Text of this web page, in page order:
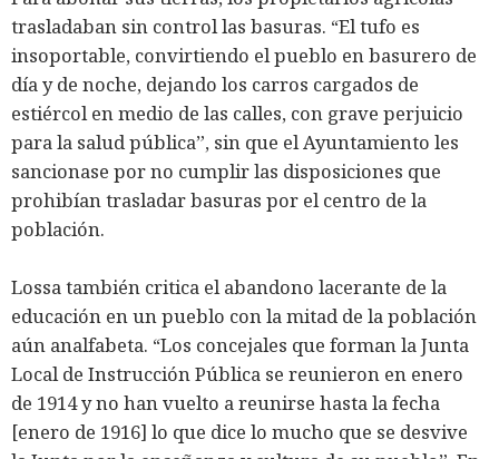
trasladaban sin control las basuras. “El tufo es
insoportable, convirtiendo el pueblo en basurero de
día y de noche, dejando los carros cargados de
estiércol en medio de las calles, con grave perjuicio
para la salud pública”, sin que el Ayuntamiento les
sancionase por no cumplir las disposiciones que
prohibían trasladar basuras por el centro de la
población.
Lossa también critica el abandono lacerante de la
educación en un pueblo con la mitad de la población
aún analfabeta. “Los concejales que forman la Junta
Local de Instrucción Pública se reunieron en enero
de 1914 y no han vuelto a reunirse hasta la fecha
[enero de 1916] lo que dice lo mucho que se desvive